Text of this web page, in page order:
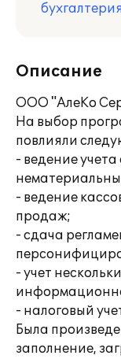
бухгалтерия
Описание
ООО "АлеКо
На выбор
повлияли
- ведение
- ведение
продаж;
- сдача
- учет
- налоговый
Была
заполнение,